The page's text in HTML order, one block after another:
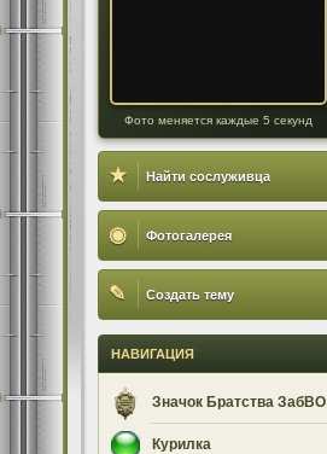
Фото меняется каждые 5 секунд
★ Найти сослуживца
◉ Фотогалерея
✎ Создать тему
НАВИГАЦИЯ
Значок Братства ЗабВО
Курилка